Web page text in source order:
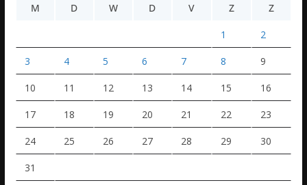
M
D W D V Z Z
1 2
3 4 5 6 7 8 9
10 11 12 13 14 15 16
17 18 19 20 21 22 23
24 25 26 27 28 29 30
31